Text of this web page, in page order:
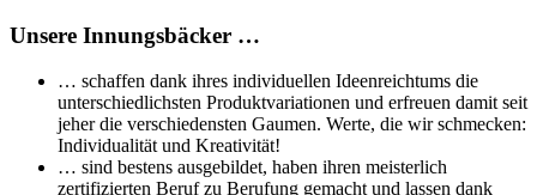
Unsere Innungsbäcker …
… schaffen dank ihres individuellen Ideenreichtums die
unterschiedlichsten Produktvariationen und erfreuen damit seit
jeher die verschiedensten Gaumen. Werte, die wir schmecken:
Individualität und Kreativität!
… sind bestens ausgebildet, haben ihren meisterlich
zertifizierten Beruf zu Berufung gemacht und lassen dank